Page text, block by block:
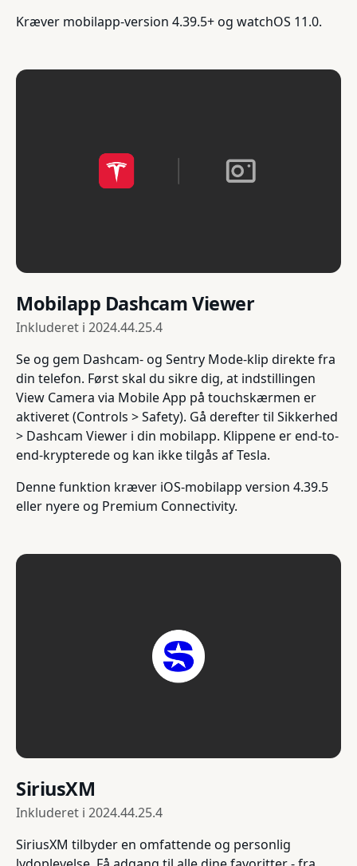
Kræver mobilapp-version 4.39.5+ og watchOS 11.0.
Mobilapp Dashcam Viewer
Inkluderet i 2024.44.25.4
Se og gem Dashcam- og Sentry Mode-klip direkte fra
din telefon. Først skal du sikre dig, at indstillingen
View Camera via Mobile App på touchskærmen er
aktiveret (Controls > Safety). Gå derefter til Sikkerhed
> Dashcam Viewer i din mobilapp. Klippene er end-to-
end-krypterede og kan ikke tilgås af Tesla.
Denne funktion kræver iOS-mobilapp version 4.39.5
eller nyere og Premium Connectivity.
SiriusXM
Inkluderet i 2024.44.25.4
SiriusXM tilbyder en omfattende og personlig